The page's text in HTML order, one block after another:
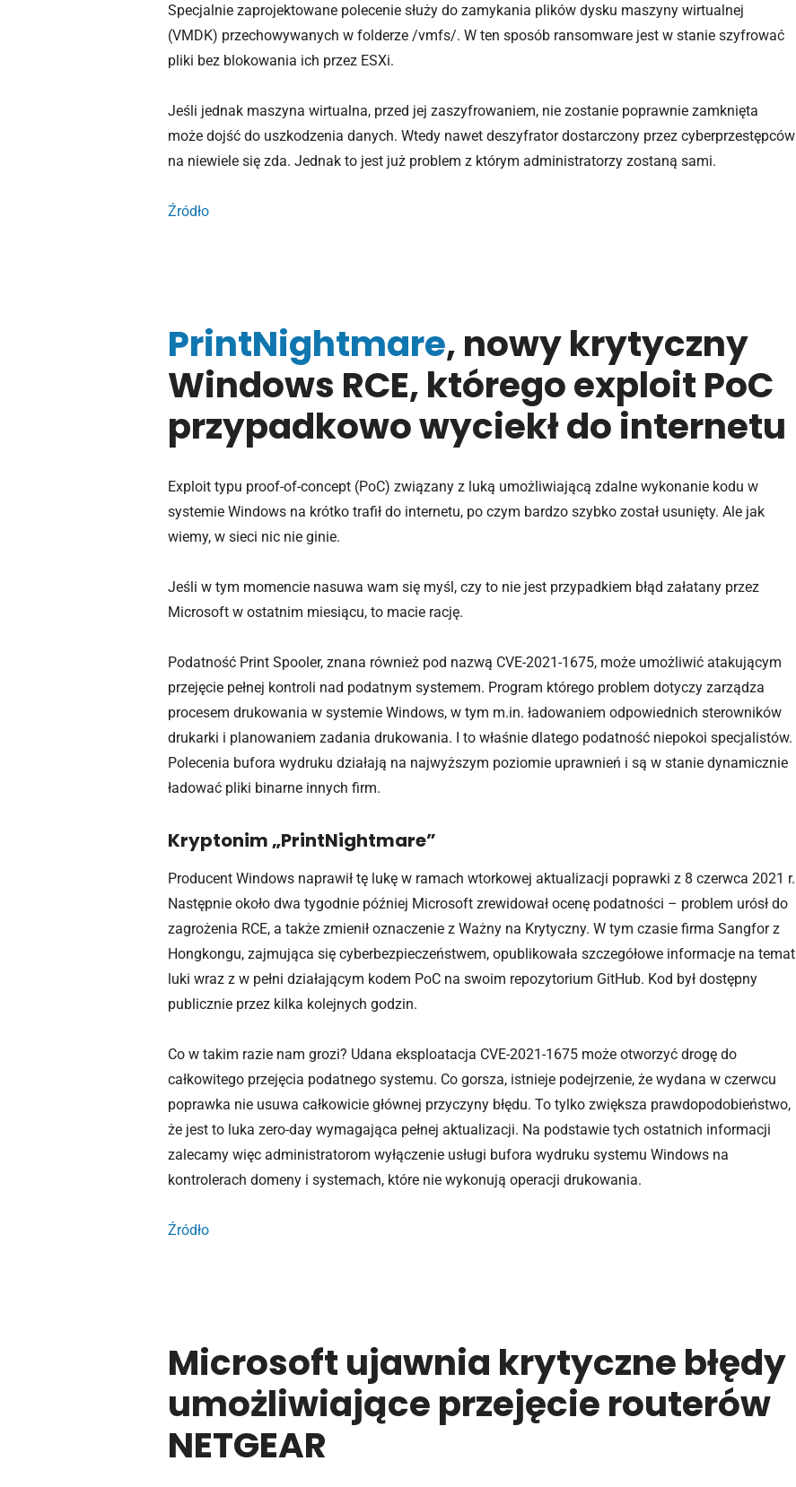
Specjalnie zaprojektowane polecenie służy do zamykania plików dysku maszyny wirtualnej
(VMDK) przechowywanych w folderze /vmfs/. W ten sposób ransomware jest w stanie szyfrować
pliki bez blokowania ich przez ESXi.
Jeśli jednak maszyna wirtualna, przed jej zaszyfrowaniem, nie zostanie poprawnie zamknięta
może dojść do uszkodzenia danych. Wtedy nawet deszyfrator dostarczony przez cyberprzestępców
na niewiele się zda. Jednak to jest już problem z którym administratorzy zostaną sami.
Źródło
PrintNightmare, nowy krytyczny
Windows RCE, którego exploit PoC
przypadkowo wyciekł do internetu
Exploit typu proof-of-concept (PoC) związany z luką umożliwiającą zdalne wykonanie kodu w
systemie Windows na krótko trafił do internetu, po czym bardzo szybko został usunięty. Ale jak
wiemy, w sieci nic nie ginie.
Jeśli w tym momencie nasuwa wam się myśl, czy to nie jest przypadkiem błąd załatany przez
Microsoft w ostatnim miesiącu, to macie rację.
Podatność Print Spooler, znana również pod nazwą CVE-2021-1675, może umożliwić atakującym
przejęcie pełnej kontroli nad podatnym systemem. Program którego problem dotyczy zarządza
procesem drukowania w systemie Windows, w tym m.in. ładowaniem odpowiednich sterowników
drukarki i planowaniem zadania drukowania. I to właśnie dlatego podatność niepokoi specjalistów.
Polecenia bufora wydruku działają na najwyższym poziomie uprawnień i są w stanie dynamicznie
ładować pliki binarne innych firm.
Kryptonim „PrintNightmare”
Producent Windows naprawił tę lukę w ramach wtorkowej aktualizacji poprawki z 8 czerwca 2021 r.
Następnie około dwa tygodnie później Microsoft zrewidował ocenę podatności – problem urósł do
zagrożenia RCE, a także zmienił oznaczenie z Ważny na Krytyczny. W tym czasie firma Sangfor z
Hongkongu, zajmująca się cyberbezpieczeństwem, opublikowała szczegółowe informacje na temat
luki wraz z w pełni działającym kodem PoC na swoim repozytorium GitHub. Kod był dostępny
publicznie przez kilka kolejnych godzin.
Co w takim razie nam grozi? Udana eksploatacja CVE-2021-1675 może otworzyć drogę do
całkowitego przejęcia podatnego systemu. Co gorsza, istnieje podejrzenie, że wydana w czerwcu
poprawka nie usuwa całkowicie głównej przyczyny błędu. To tylko zwiększa prawdopodobieństwo,
że jest to luka zero-day wymagająca pełnej aktualizacji. Na podstawie tych ostatnich informacji
zalecamy więc administratorom wyłączenie usługi bufora wydruku systemu Windows na
kontrolerach domeny i systemach, które nie wykonują operacji drukowania.
Źródło
Microsoft ujawnia krytyczne błędy
umożliwiające przejęcie routerów
NETGEAR